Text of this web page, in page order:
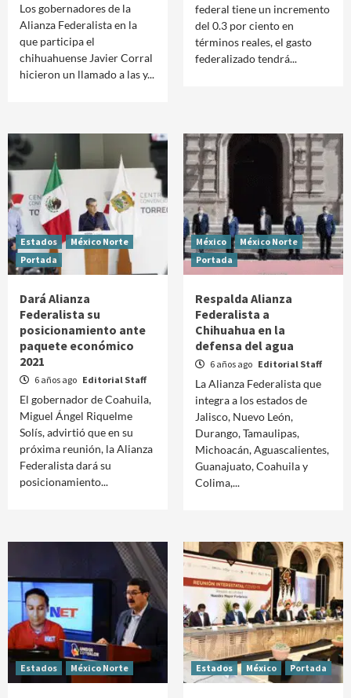
Los gobernadores de la
Alianza Federalista en la
que participa el
chihuahuense Javier Corral
hicieron un llamado a las y...
federal tiene un incremento
del 0.3 por ciento en
términos reales, el gasto
federalizado tendrá...
Estados
México Norte
Portada
Dará Alianza
Federalista su
posicionamiento ante
paquete económico
2021
6 años ago Editorial Staff
El gobernador de Coahuila,
Miguel Ángel Riquelme
Solís, advirtió que en su
próxima reunión, la Alianza
Federalista dará su
posicionamiento...
México
México Norte
Portada
Respalda Alianza
Federalista a
Chihuahua en la
defensa del agua
6 años ago Editorial Staff
La Alianza Federalista que
integra a los estados de
Jalisco, Nuevo León,
Durango, Tamaulipas,
Michoacán, Aguascalientes,
Guanajuato, Coahuila y
Colima,...
Estados México Norte Estados México Portada